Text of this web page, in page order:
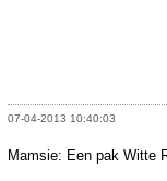
07-04-2013 10:40:03
Mamsie: Een pak Witte